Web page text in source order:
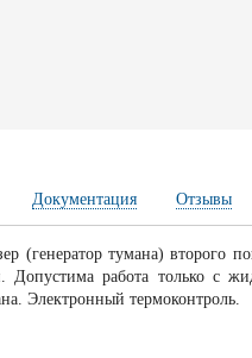
Документация Отзывы
(генератор тумана) второго
Допустима работа только с
Электронный термоконтроль.